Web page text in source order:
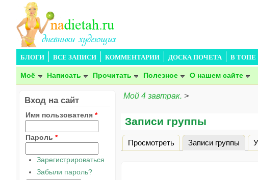
БЛОГИ ВСЕ ЗАПИСИ КОММЕНТАРИИ ДОСКА ПОЧЕТА В ТОПЕ
Моё Написать Прочитать Полезное О нашем сайте
Мой 4 завтрак. >
Записи группы
Главные вкладки
Просмотреть Записи группы
Вход на сайт
Имя пользователя *
Пароль *
Зарегистрироваться
Забыли пароль?